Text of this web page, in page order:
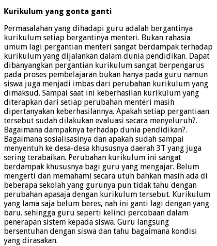
Kurikulum yang gonta ganti
Permasalahan yang dihadapi guru adalah bergantinya
kurikulum setiap bergantinya menteri. Bukan rahasia
umum lagi pergantian menteri sangat berdampak terhadap
kurikulum yang dijalankan dalam dunia pendidikan. Dapat
dibanyangkan pergantian kurikulum sangat berpengarus
pada proses pembelajaran bukan hanya pada guru namun
siswa juga menjadi imbas dari perubahan kurikulum yang
dimaksud. Sampai saat ini keberhasilan kurikulum yang
diterapkan dari setiap perubahan menteri masih
dipertanyakan keberhasilannya. Apakah setiap pergantiaan
tersebut sudah dilakukan evaluasi secara menyeluruh?.
Bagaimana dampaknya terhadap dunia pendidikan?.
Bagaimana sosialisasinya dan apakah sudah sampai
menyentuh ke desa-desa khususnya daerah 3T yang juga
sering terabaikan. Perubahan kurikulum ini sangat
berdampak khususnya bagi guru yang mengajar. Belum
mengerti dan memahami secara utuh bahkan masih ada di
beberapa sekolah yang gurunya pun tidak tahu dengan
perubahan apasaja dengan kurikulum tersebut. Kurikulum
yang lama saja belum beres, nah ini ganti lagi dengan yang
baru. sehingga guru seperti kelinci percobaan dalam
penerapan sistem kepada siswa. Guru langsung
bersentuhan dengan siswa dan tahu bagaimana kondisi
yang dirasakan.